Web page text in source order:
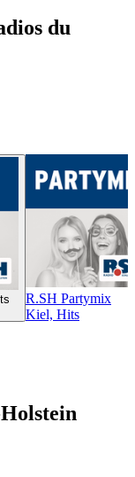
du
R.SH Partymix
Kiel, Hits